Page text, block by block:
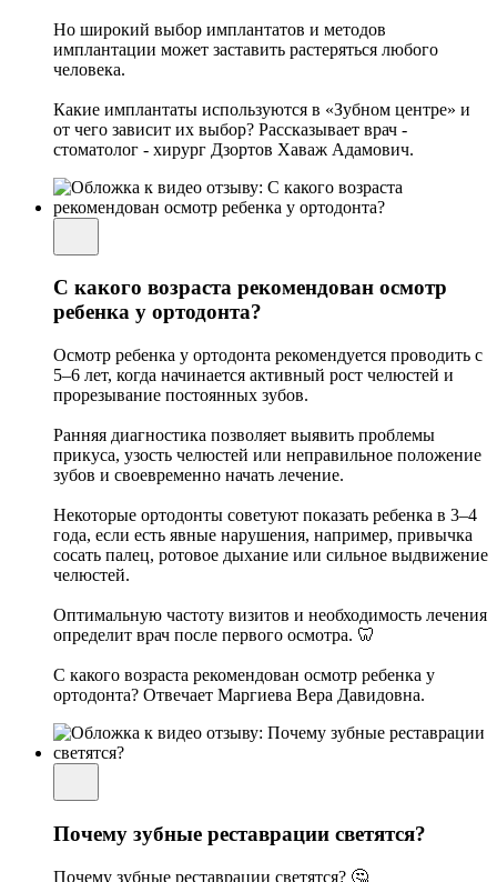
Но широкий выбор имплантатов и методов
имплантации может заставить растеряться любого
человека.
Какие имплантаты используются в «Зубном центре» и
от чего зависит их выбор? Рассказывает врач -
стоматолог - хирург Дзортов Хаваж Адамович.
С какого возраста рекомендован осмотр
ребенка у ортодонта?
Осмотр ребенка у ортодонта рекомендуется проводить с
5–6 лет, когда начинается активный рост челюстей и
прорезывание постоянных зубов.
Ранняя диагностика позволяет выявить проблемы
прикуса, узость челюстей или неправильное положение
зубов и своевременно начать лечение.
Некоторые ортодонты советуют показать ребенка в 3–4
года, если есть явные нарушения, например, привычка
сосать палец, ротовое дыхание или сильное выдвижение
челюстей.
Оптимальную частоту визитов и необходимость лечения
определит врач после первого осмотра. 🦷
С какого возраста рекомендован осмотр ребенка у
ортодонта? Отвечает Маргиева Вера Давидовна.
Почему зубные реставрации светятся?
Почему зубные реставрации светятся? 🤔